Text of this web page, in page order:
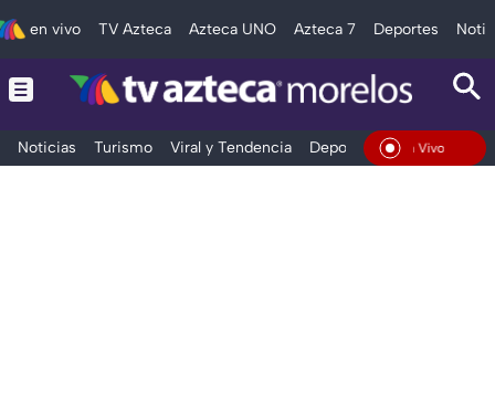
en vivo TV Azteca Azteca UNO Azteca 7 Deportes
Noticias Turismo Viral y Tendencia Deportes Espectáculos
En Vivo